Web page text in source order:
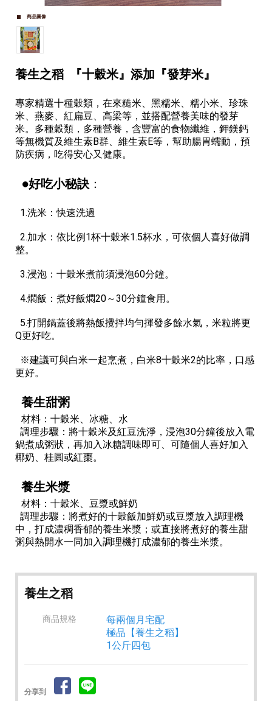
商品圖像
養生之稻 『十穀米』添加『發芽米』
專家精選十種穀類，在來糙米、黑糯米、糯小米、珍珠
米、燕麥、紅扁豆、高梁等，並搭配營養美味的發芽
米。多種穀類，多種營養，含豐富的食物纖維，鉀鎂鈣
等無機質及維生素B群、維生素E等，幫助腸胃蠕動，預
防疾病，吃得安心又健康。
●好吃小秘訣 ：
1.洗米：快速洗過
2.加水：依比例1杯十穀米1.5杯水，可依個人喜好做調
整。
3.浸泡：十穀米煮前須浸泡60分鐘。
4.燜飯：煮好飯燜20～30分鐘食用。
5.打開鍋蓋後將熱飯攪拌均勻揮發多餘水氣，米粒將更
Q更好吃。
※建議可與白米一起烹煮，白米8十穀米2的比率，口感
更好。
養生甜粥
材料：十穀米、冰糖、水
調理步驟：將十穀米及紅豆洗淨，浸泡30分鐘後放入電
鍋煮成粥狀，再加入冰糖調味即可、可隨個人喜好加入
椰奶、桂圓或紅棗。
養生米漿
材料：十穀米、豆漿或鮮奶
調理步驟：將煮好的十穀飯加鮮奶或豆漿放入調理機
中，打成濃稠香郁的養生米漿；或直接將煮好的養生甜
粥與熱開水一同加入調理機打成濃郁的養生米漿。
養生之稻
商品規格
每兩個月宅配
極品【養生之稻】
1公斤四包
分享到